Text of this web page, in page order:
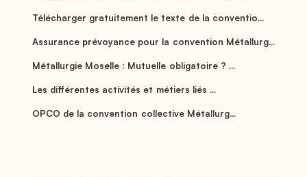
Télécharger gratuitement le texte de la conventio...
Assurance prévoyance pour la convention Métallurg...
Métallurgie Moselle : Mutuelle obligatoire ? ...
Les différentes activités et métiers liés ...
OPCO de la convention collective Métallurg...